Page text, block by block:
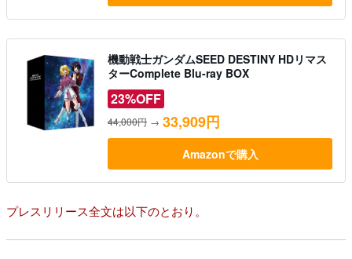
機動戦士ガンダムSEED DESTINY HDリマス
ターComplete Blu-ray BOX
23%OFF
44,000円 → 33,909円
Amazonで購入
プレスリリース全文は以下のとおり。